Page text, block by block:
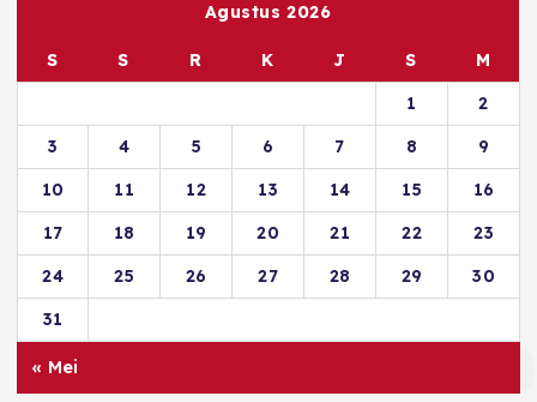
Agustus 2026
S S R K J S
M
1
2
3
4 5 6 7 8
9
10
11 12 13 14 15
16
17
18 19 20 21 22
23
24
25 26 27 28 29
30
31
« Mei